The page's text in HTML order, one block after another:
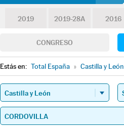
2019 2019-28A 2016
CONGRESO
Estás en: Total España » Castilla y León